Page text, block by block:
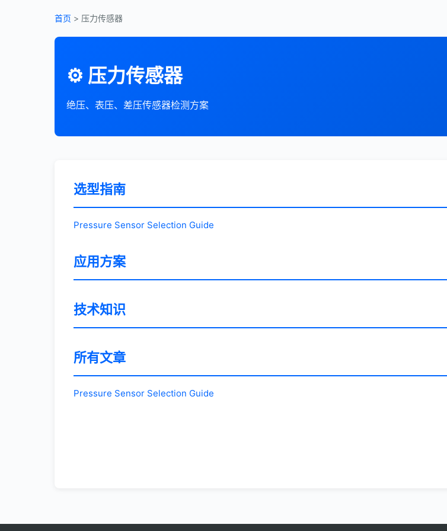
首页 > 压力传感器
⚙️ 压力传感器
绝压、表压、差压传感器检测方案
选型指南
Pressure Sensor Selection Guide
应用方案
技术知识
所有文章
Pressure Sensor Selection Guide